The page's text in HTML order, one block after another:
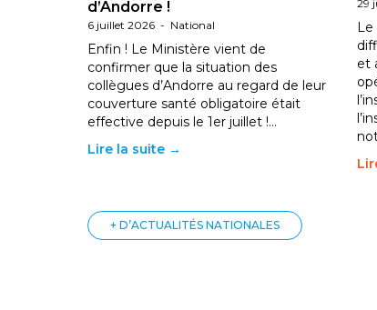
d’Andorre !
6 juillet 2026 - National
Enfin ! Le Ministère vient de
confirmer que la situation des
collègues d’Andorre au regard de leur
couverture santé obligatoire était
effective depuis le 1er juillet !…
Lire la suite →
29
Le
et
+ D’ACTUALITÉS NATIONALES